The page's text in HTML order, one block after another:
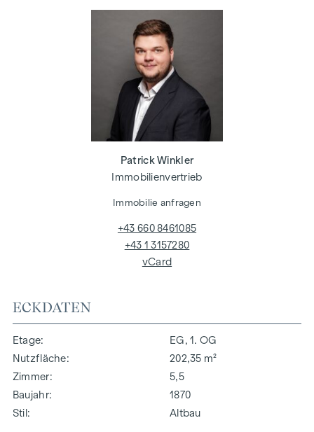
ECKDATEN
Etage
EG, 1. OG
Nutzfläche
202,35 m²
Zimmer
5,5
Baujahr
1870
Stil
Altbau
Patrick Winkler
Immobilienvertrieb
Immobilie anfragen
+43 660 8461085
+43 1 3157280
vCard